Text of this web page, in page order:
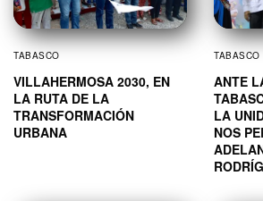
TABASCO
VILLAHERMOSA 2030, EN
LA RUTA DE LA
TRANSFORMACIÓN
URBANA
TABASCO
ANTE
LA
NOS